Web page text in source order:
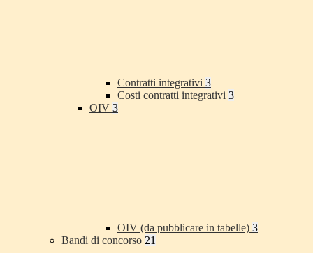
Contratti integrativi 3
Costi contratti integrativi 3
OIV 3
OIV (da pubblicare in tabelle) 3
Bandi di concorso 21